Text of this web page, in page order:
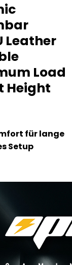
Leather
Load
Height
für lange
Setup